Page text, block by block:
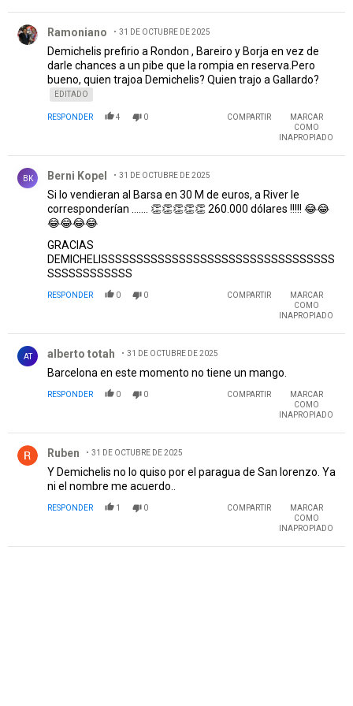
Ramoniano 31 DE OCTUBRE DE 2025
Demichelis prefirio a Rondon , Bareiro y Borja en vez de
darle chances a un pibe que la rompia en reserva.Pero
bueno, quien trajoa Demichelis? Quien trajo a Gallardo?
EDITADO
RESPONDER 4 0 COMPARTIR
MARCAR
COMO
INAPROPIADO
BK Berni Kopel 31 DE OCTUBRE DE 2025
Si lo vendieran al Barsa en 30 M de euros, a River le
corresponderían ....... 👏👏👏👏👏 260.000 dólares !!!!! 😂😂
😂😂😂😂
GRACIAS
DEMICHELISSSSSSSSSSSSSSSSSSSSSSSSSSSSSSSSS
SSSSSSSSSSSS
RESPONDER 0 0 COMPARTIR
MARCAR
COMO
INAPROPIADO
AT alberto totah 31 DE OCTUBRE DE 2025
Barcelona en este momento no tiene un mango.
RESPONDER 0 0 COMPARTIR
MARCAR
COMO
INAPROPIADO
Ruben 31 DE OCTUBRE DE 2025
Y Demichelis no lo quiso por el paragua de San lorenzo. Ya
ni el nombre me acuerdo..
RESPONDER 1 0 COMPARTIR
MARCAR
COMO
INAPROPIADO